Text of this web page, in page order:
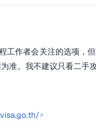
：
工作者会关注的选项，
准。我不建议只看二手
↗